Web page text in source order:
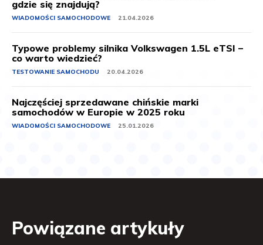
gdzie się znajdują?
WIADOMOŚCI SAMOCHODOWE 21.04.2026
Typowe problemy silnika Volkswagen 1.5L eTSI –
co warto wiedzieć?
TESTOWANIE SAMOCHODU 20.04.2026
Najczęściej sprzedawane chińskie marki
samochodów w Europie w 2025 roku
WIADOMOŚCI SAMOCHODOWE 25.01.2026
Powiązane artykuły